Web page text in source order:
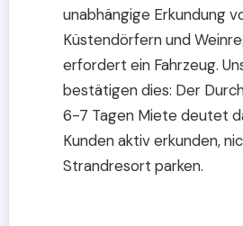
unabhängige Erkundung
Küstendörfern und
erfordert ein Fahrzeug.
bestätigen dies: Der
6-7 Tagen Miete deutet
Kunden aktiv erkunden,
Strandresort parken.